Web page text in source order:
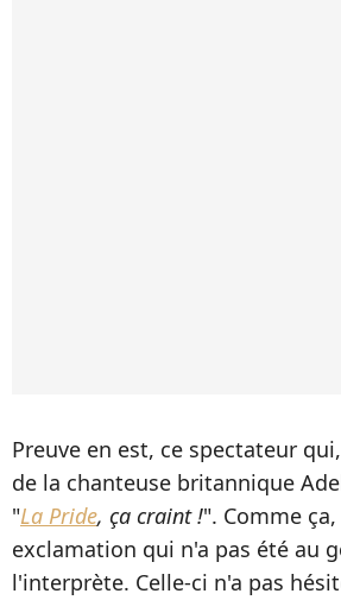
Preuve en est, ce spectateur
de la chanteuse britannique
"La Pride, ça craint !". Comme
exclamation qui n'a pas été au
l'interprète. Celle-ci n'a pas